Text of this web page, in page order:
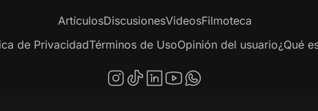
ArtículosDiscusionesVideosFilmoteca
de PrivacidadTérminos de UsoOpinión del usuario¿Qué